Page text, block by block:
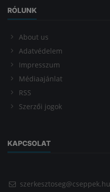
RÓLUNK
About us
Adatvédelem
Impresszum
Médiaajánlat
RSS
Szerzői jogok
KAPCSOLAT
szerkesztoseg@cseppek.hu